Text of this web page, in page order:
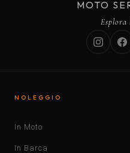
MOTO
Esplora
NOLEGGIO
In Moto
In Barca